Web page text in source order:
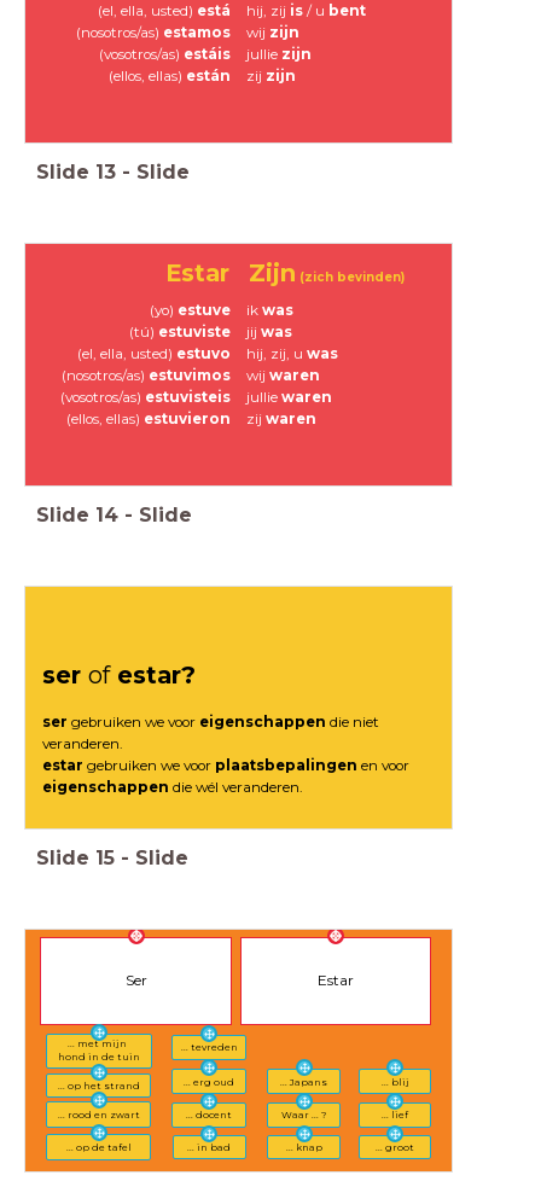
(el, ella, usted) está
(nosotros/as) estamos
(vosotros/as) estáis
(ellos, ellas) están
hij, zij is/ u bent
wij zijn
jullie zijn
zij zijn
Slide 13 - Slide
(yo) estuve
(tú) estuviste
(el, ella, usted) estuvo
(nosotros/as) estuvimos
(vosotros/as) estuvisteis
(ellos, ellas) estuvieron
ikwas
jijwas
hij, zij, uwas
wijwaren
julliewaren
zijwaren
Estar Zijn (zich bevinden)
Slide 14 - Slide
ser ofestar?
ser gebruiken we voor eigenschappen die niet
veranderen.
estar gebruiken we voor plaatsbepalingen en voor
eigenschappen die wél veranderen.
Slide 15 - Slide
Ser Estar
... met mijn
hond in de tuin
... op het strand
... rood en zwart
... op de tafel
... tevreden
... erg oud
... docent
... in bad
... Japans
Waar ... ?
... knap
... blij
... lief
... groot